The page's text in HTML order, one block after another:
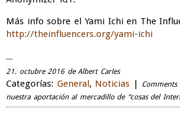
Más info sobre el Yami Ichi en The
http://theinfluencers.org/yami-ichi
21. octubre 2016 de Albert Carles
Categorías: General, Noticias | Comments
nuestra aportación al mercadillo de “cosas del